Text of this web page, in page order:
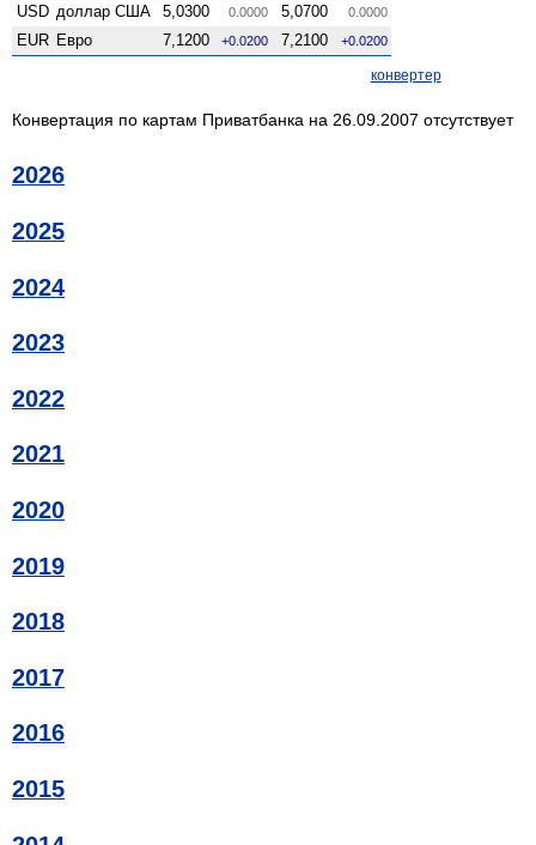
USD доллар США 5,0300 0.0000 5,0700 0.0000
EUR Евро 7,1200 +0.0200 7,2100 +0.0200
конвертер
Конвертация по картам Приватбанка на 26.09.2007 отсутствует
2026
2025
2024
2023
2022
2021
2020
2019
2018
2017
2016
2015